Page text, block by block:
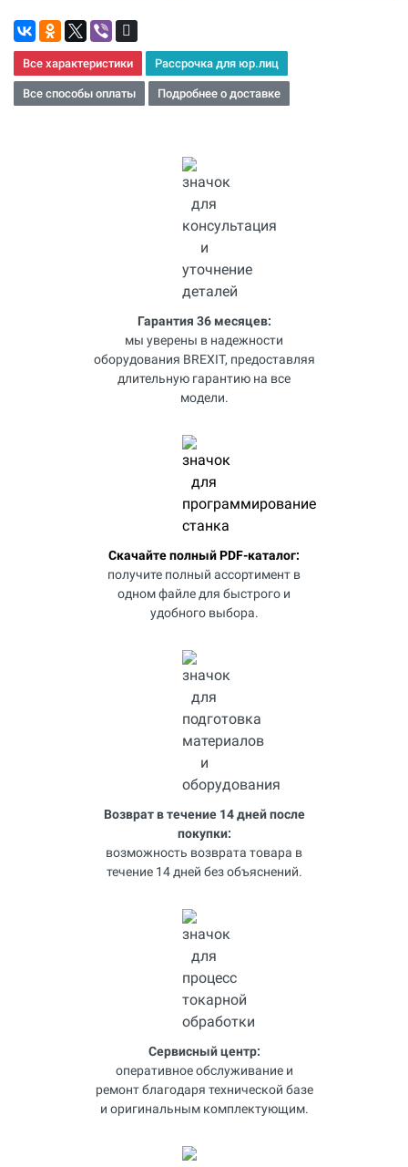
Все характеристики Рассрочка для юр.лиц
Все способы оплаты Подробнее о доставке
Гарантия 36 месяцев:
мы уверены в надежности
оборудования BREXIT, предоставляя
длительную гарантию на все
модели.
Скачайте полный PDF-каталог:
получите полный ассортимент в
одном файле для быстрого и
удобного выбора.
Возврат в течение 14 дней после
покупки:
возможность возврата товара в
течение 14 дней без объяснений.
Сервисный центр:
оперативное обслуживание и
ремонт благодаря технической базе
и оригинальным комплектующим.